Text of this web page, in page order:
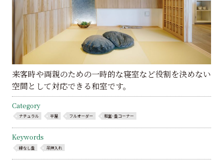
来客時や両親のための一時的な寝室など役割を決めない
空間として対応できる和室です。
Category
ナチュラル 平屋 フルオーダー 和室･畳コーナー
Keywords
縁なし畳 吊押入れ